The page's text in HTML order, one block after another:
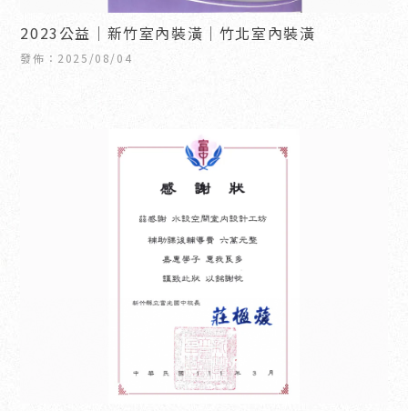
2023公益｜新竹室內裝潢｜竹北室內裝潢
發佈：2025/08/04